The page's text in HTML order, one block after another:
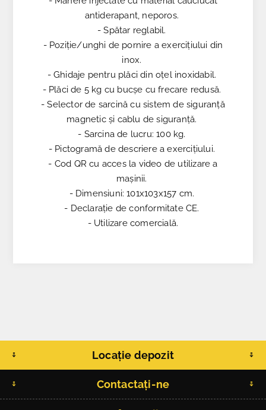
antiderapant, neporos.
- Spătar reglabil.
- Poziție/unghi de pornire a exercițiului din
inox.
- Ghidaje pentru plăci din oțel inoxidabil.
- Plăci de 5 kg cu bucșe cu frecare redusă.
- Selector de sarcină cu sistem de siguranță
magnetic și cablu de siguranță.
- Sarcina de lucru: 100 kg.
- Pictogramă de descriere a exercițiului.
- Cod QR cu acces la video de utilizare a
mașinii.
- Dimensiuni: 101x103x157 cm.
- Declarație de conformitate CE.
- Utilizare comercială.
Locație depozit
Contactați-ne